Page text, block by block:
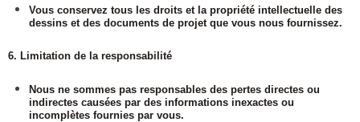
Vous conservez tous les droits et la propriété intellectuelle des
dessins et des documents de projet que vous nous fournissez.
6. Limitation de la responsabilité
Nous ne sommes pas responsables des pertes directes ou
indirectes causées par des informations inexactes ou
incomplètes fournies par vous.